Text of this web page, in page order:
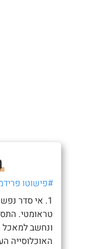
#פישוטו
1. אי סדר
טראומטי.
ונחשב למאכל
האוכלוסייה